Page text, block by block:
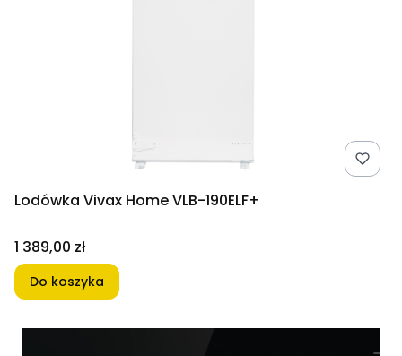
Lodówka Vivax Home VLB-190ELF+
Cena
1 389,00 zł
Do koszyka